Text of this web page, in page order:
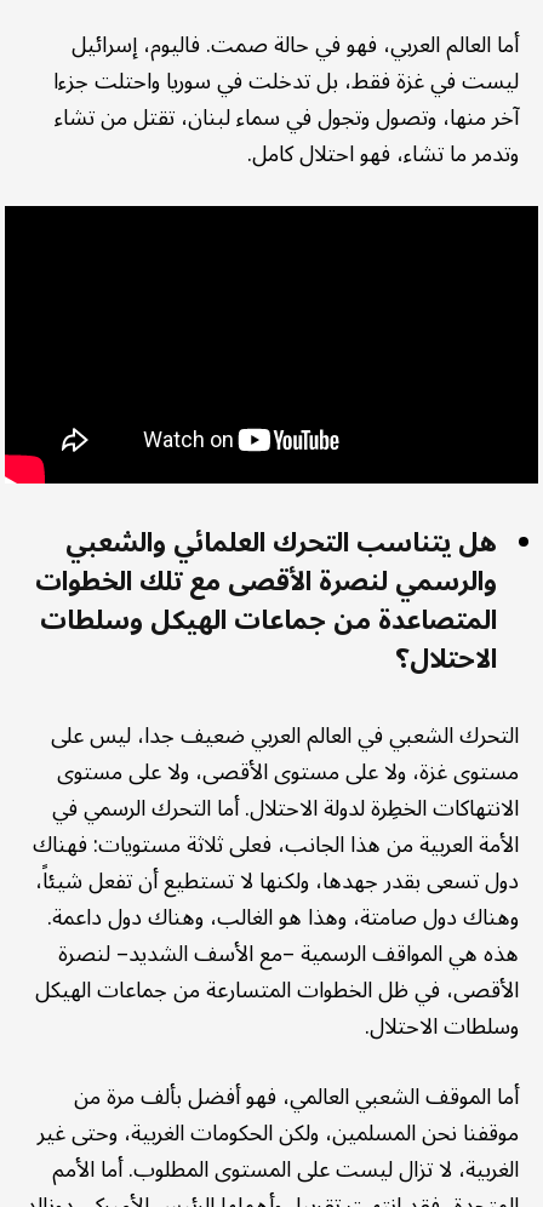
أما العالم العربي، فهو في حالة صمت. فاليوم، إسرائيل
ليست في غزة فقط، بل تدخلت في سوريا واحتلت جزءا
آخر منها، وتصول وتجول في سماء لبنان، تقتل من تشاء
وتدمر ما تشاء، فهو احتلال كامل.
هل يتناسب التحرك العلمائي والشعبي
والرسمي لنصرة الأقصى مع تلك الخطوات
المتصاعدة من جماعات الهيكل وسلطات
الاحتلال؟
التحرك الشعبي في العالم العربي ضعيف جدا، ليس على
مستوى غزة، ولا على مستوى الأقصى، ولا على مستوى
الانتهاكات الخطِرة لدولة الاحتلال. أما التحرك الرسمي في
الأمة العربية من هذا الجانب، فعلى ثلاثة مستويات: فهناك
دول تسعى بقدر جهدها، ولكنها لا تستطيع أن تفعل شيئاً،
وهناك دول صامتة، وهذا هو الغالب، وهناك دول داعمة.
هذه هي المواقف الرسمية –مع الأسف الشديد– لنصرة
الأقصى، في ظل الخطوات المتسارعة من جماعات الهيكل
وسلطات الاحتلال.
أما الموقف الشعبي العالمي، فهو أفضل بألف مرة من
موقفنا نحن المسلمين، ولكن الحكومات الغربية، وحتى غير
الغربية، لا تزال ليست على المستوى المطلوب. أما الأمم